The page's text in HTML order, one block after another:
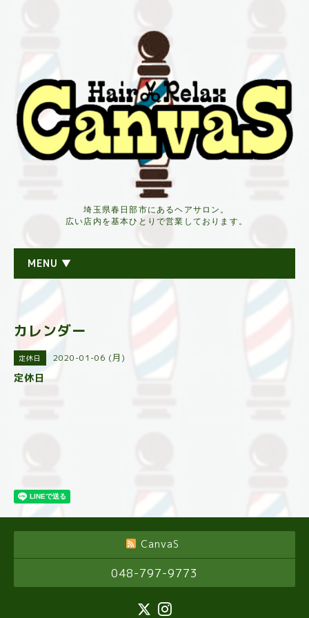
埼玉県春日部市にあるヘアサロン。
広い店内を基本ひとりで営業しております。
MENU ▼
カレンダー
定休日 2020-01-06 (月)
定休日
CanvaS
048-797-9773